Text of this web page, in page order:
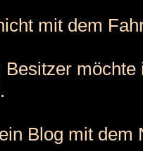
mit dem
Blog mit dem